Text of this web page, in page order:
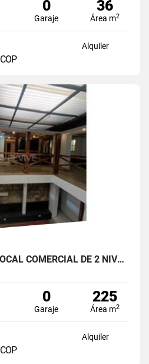
0
Garaje
36
Área m2
Alquiler
COP
SE ARRIENDA CASA LOCAL COMERCIAL DE 2 NIVELES EN LA CANDELARIA
0
Garaje
225
Área m2
Alquiler
COP